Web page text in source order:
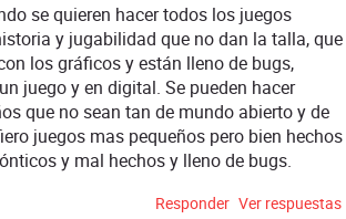
se quieren hacer todos los juegos
y jugabilidad que no dan la talla, que
los gráficos y están lleno de bugs,
juego y en digital. Se pueden hacer
que no sean tan de mundo abierto y de
juegos mas pequeños pero bien hechos
y mal hechos y lleno de bugs.
Responder Ver respuestas